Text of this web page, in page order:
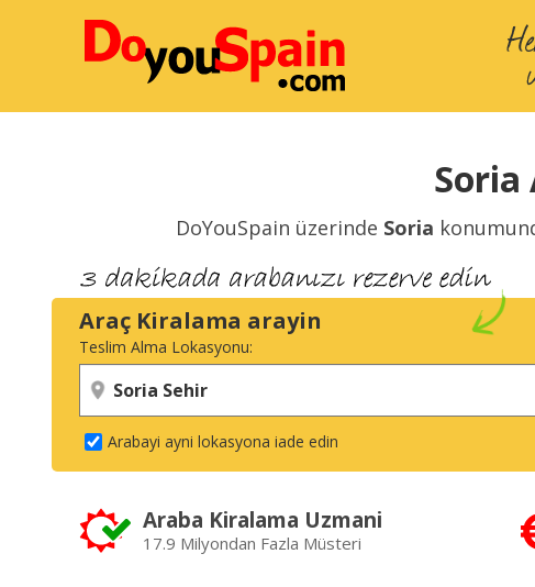
Soria
DoYouSpain üzerinde Soria
Araç Kiralama arayin
Teslim Alma Lokasyonu:
Arabayi ayni lokasyona iade edin
Araba Kiralama Uzmani
17.9 Milyondan Fazla Müsteri